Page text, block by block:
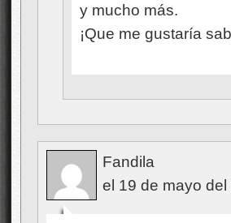
y mucho más.
¡Que me gustaría
Fandila
el 19 de mayo